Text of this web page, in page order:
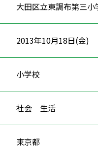
大田区立東調布第三小
2013年10月18日(金)
小学校
社会 生活
東京都